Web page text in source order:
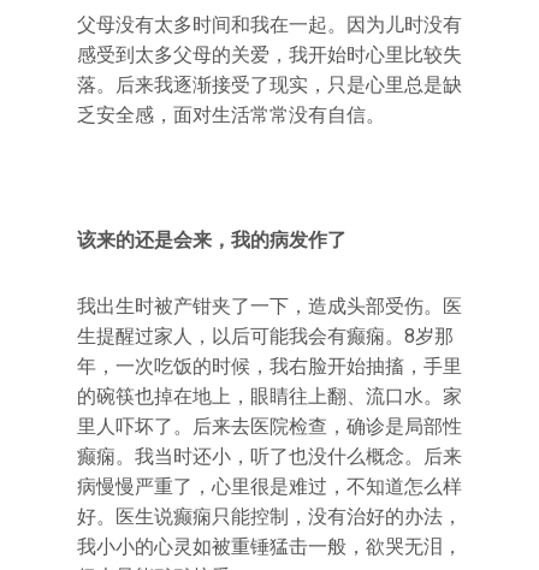
父母没有太多时间和我在一起。因为儿时没有
感受到太多父母的关爱，我开始时心里比较失
落。后来我逐渐接受了现实，只是心里总是缺
乏安全感，面对生活常常没有自信。
该来的还是会来，我的病发作了
我出生时被产钳夹了一下，造成头部受伤。医
生提醒过家人，以后可能我会有癫痫。8岁那
年，一次吃饭的时候，我右脸开始抽搐，手里
的碗筷也掉在地上，眼睛往上翻、流口水。家
里人吓坏了。后来去医院检查，确诊是局部性
癫痫。我当时还小，听了也没什么概念。后来
病慢慢严重了，心里很是难过，不知道怎么样
好。医生说癫痫只能控制，没有治好的办法，
我小小的心灵如被重锤猛击一般，欲哭无泪，